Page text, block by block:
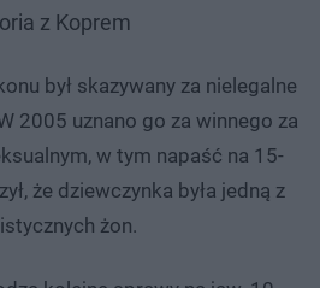
z Koprem
był skazywany za nielegalne
2005 uznano go za winnego za
w tym napaść na 15-
że dziewczynka była jedną z
żon.